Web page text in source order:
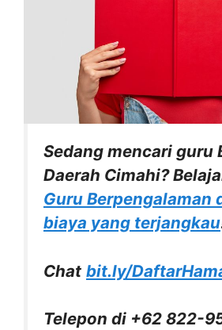
Sedang mencari guru
Daerah Cimahi?
Guru Berpengalaman
biaya yang terjangkau
Chat bit.ly/
Telepon di +62 822-